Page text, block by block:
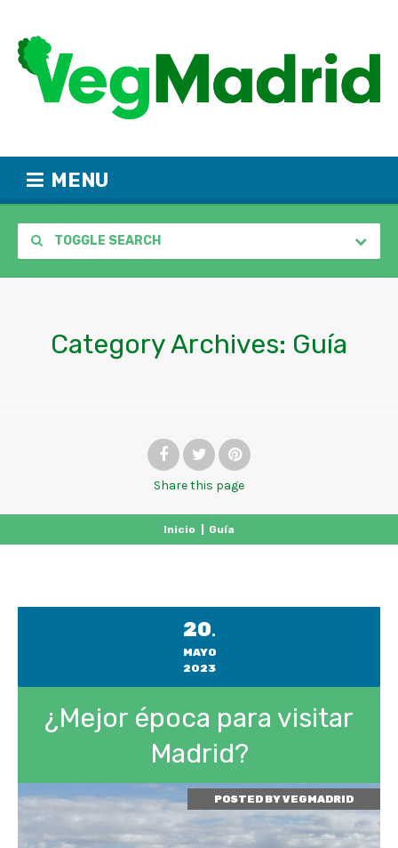
MENU
TOGGLE SEARCH
Category Archives: Guía
Sharethis page
Inicio Guía
20.
MAYO
2023
¿Mejor época para visitar
Madrid?
POSTED BYVEGMADRID